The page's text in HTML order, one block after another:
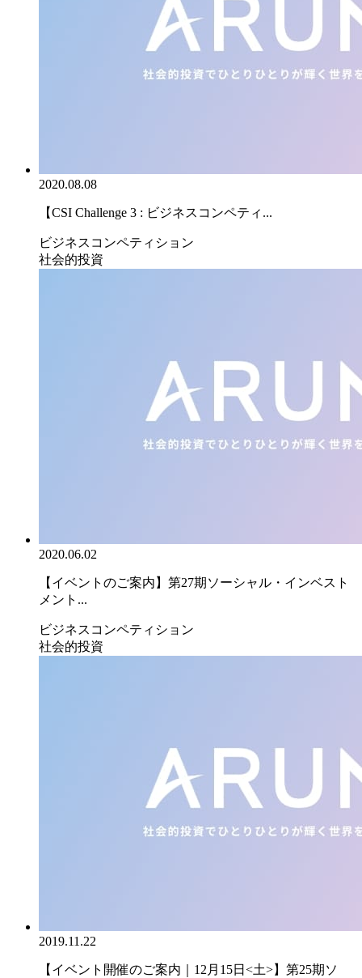
2020.08.08
【CSI Challenge 3 : ビジネスコンペティ...
ビジネスコンペティション
社会的投資
2020.06.02
【イベントのご案内】第27期ソーシャル・インベスト
メント...
ビジネスコンペティション
社会的投資
2019.11.22
【イベント開催のご案内｜12月15日<土>】第25期ソ